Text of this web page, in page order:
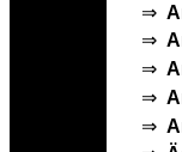
⇒
⇒
⇒
⇒
⇒